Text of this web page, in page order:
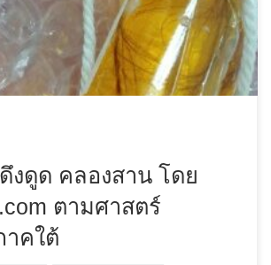
งดูด คลองสาน โดย
ตามศาสตร์
คใต้